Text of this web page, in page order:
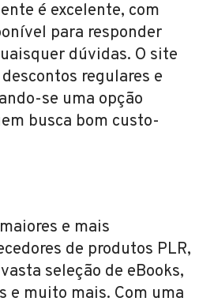
é excelente, com
para responder
dúvidas. O site
regulares e
se uma opção
busca bom custo-
e mais
de produtos PLR,
seleção de eBooks,
e muito mais. Com uma